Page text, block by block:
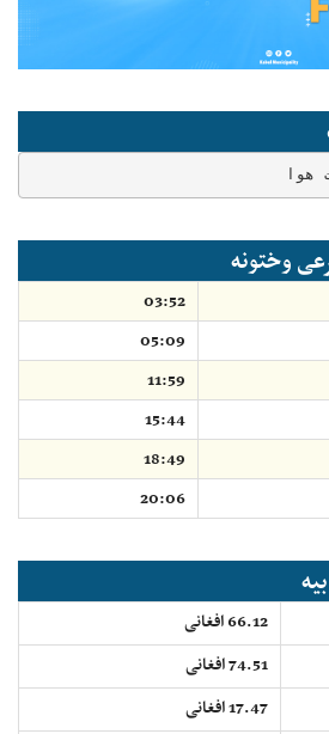
هوا
وختونه
03:52
05:09
11:59
15:44
18:49
20:06
66.12 افغانی
74.51 افغانی
17.47 افغانی